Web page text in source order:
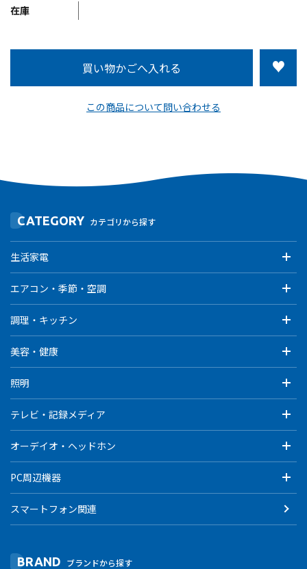
在庫
この商品について問い合わせる
CATEGORY カテゴリから探す
生活家電
エアコン・季節・空調
調理・キッチン
美容・健康
照明
テレビ・記録メディア
オーデイオ・ヘッドホン
PC周辺機器
スマートフォン関連
BRAND ブランドから探す